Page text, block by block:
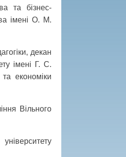
та бізнес-
імені О. М.
декан
імені Г. С.
економіки
Вільного